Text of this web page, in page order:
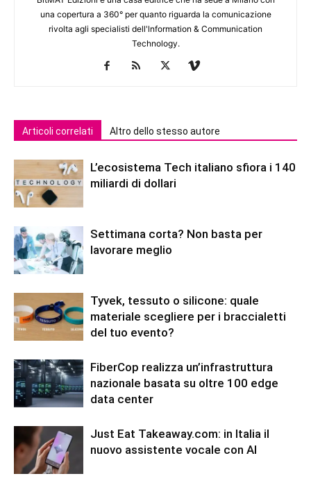
una copertura a 360° per quanto riguarda la comunicazione
rivolta agli specialisti dell'lnformation & Communication
Technology.
Articoli correlati Altro dello stesso autore
L’ecosistema Tech italiano sfiora i 140
miliardi di dollari
Settimana corta? Non basta per
lavorare meglio
Tyvek, tessuto o silicone: quale
materiale scegliere per i braccialetti
del tuo evento?
FiberCop realizza un’infrastruttura
nazionale basata su oltre 100 edge
data center
Just Eat Takeaway.com: in Italia il
nuovo assistente vocale con AI